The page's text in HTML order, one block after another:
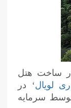
ساخت هتل
لویال‘ در
سرمایه